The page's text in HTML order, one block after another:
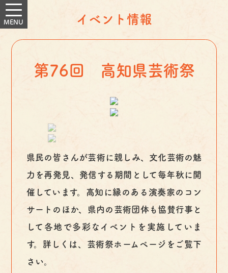
イベント情報
第76回 高知県芸術祭
県民の皆さんが芸術に親しみ、文化芸術の魅
力を再発見、発信する期間として毎年秋に開
催しています。高知に縁のある演奏家のコン
サートのほか、県内の芸術団体も協賛行事と
して各地で多彩なイベントを実施していま
す。詳しくは、芸術祭ホームページをご覧下
さい。